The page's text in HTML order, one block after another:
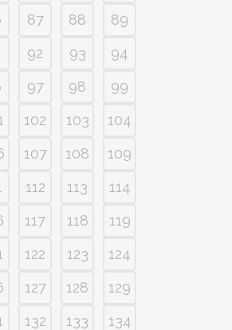
87 88
89
92 93
94
97 98
99
102 103
104
107 108
109
112 113
114
117 118
119
122 123
124
127 128
129
132 133
134